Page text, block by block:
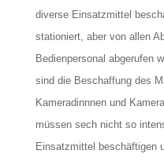
diverse Einsatzmittel
stationiert, aber von allen
Bedienpersonal abgerufen
sind die Beschaffung des
Kameradinnnen und
müssen sech nicht so
Einsatzmittel beschäftigen